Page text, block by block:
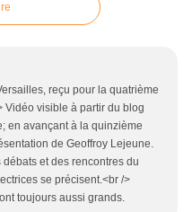
reçu pour la quatrième
Vidéo visible à partir du blog
en avançant à la quinzième
de Geoffroy Lejeune.
et des rencontres du
se précisent.<br />
toujours aussi grands.